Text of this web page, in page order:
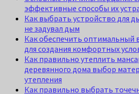
эффективные способы их
Как выбрать устройство для
не задувал дым
Как обеспечить оптимальный
для создания комфортных
Как правильно утеплить
деревянного дома выбор
утепления
Как правильно выбрать